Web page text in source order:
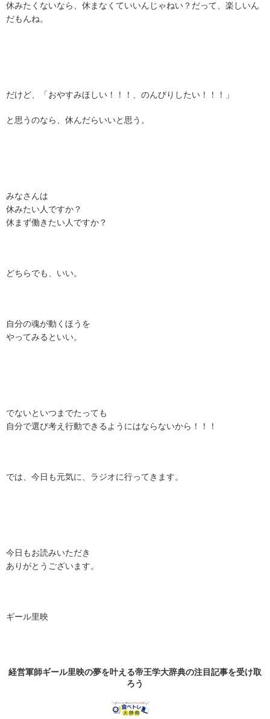
休みたくないなら、休まなくていいんじゃねい？だって、楽しいん
だもんね。
だけど、「おやすみほしい！！！、のんびりしたい！！！」
と思うのなら、休んだらいいと思う。
みなさんは
休みたい人ですか？
休まず働きたい人ですか？
どちらでも、いい。
自分の魂が動くほうを
やってみるといい。
でないといつまでたっても
自分で選び考え行動できるようにはならないから！！！
では、今日も元気に、ラジオに行ってきます。
今日もお読みいただき
ありがとうございます。
ギール里映
経営軍師ギール里映の夢を叶える帝王学大辞典の注目記事を受け取
ろう